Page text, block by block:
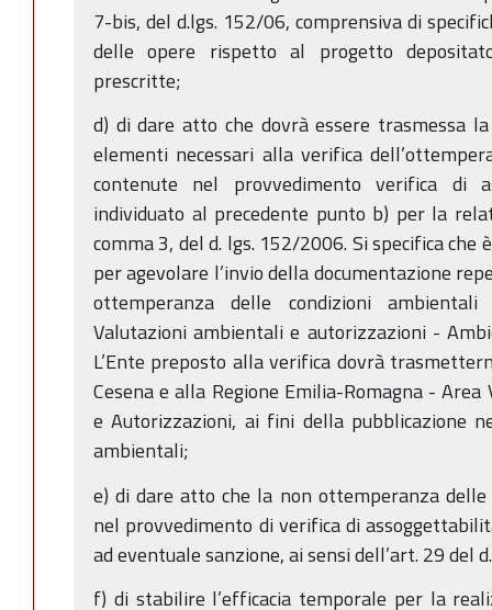
7-bis, del d.lgs. 152/06, comprensiva di
delle opere rispetto al progetto
prescritte;
d) di dare atto che dovrà essere trasmessa
elementi necessari alla verifica
contenute nel provvedimento verifica di
individuato al precedente punto b) per la
comma 3, del d. lgs. 152/2006. Si specifica
per agevolare l’invio della documentazione
ottemperanza delle condizioni
Valutazioni ambientali e autorizzazioni -
L’Ente preposto alla verifica dovrà
Cesena e alla Regione Emilia-Romagna -
e Autorizzazioni, ai fini della pubblicazione
ambientali;
e) di dare atto che la non ottemperanza
nel provvedimento di verifica di
ad eventuale sanzione, ai sensi dell’art. 29 del
f) di stabilire l’efficacia temporale per la